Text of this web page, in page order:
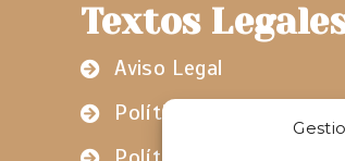
Textos
Aviso Legal
Política de cookies